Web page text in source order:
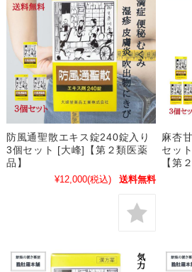
防風通聖散エキス錠240錠入り
3個セット [大峰]【第２類医薬
品】
¥12,000(税込) 送料無料
麻杏
セッ
【第